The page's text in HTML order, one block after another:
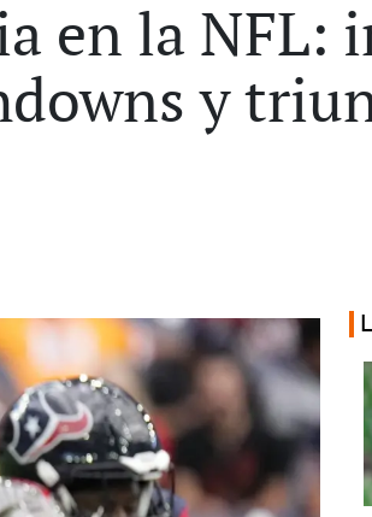
en la NFL:
y